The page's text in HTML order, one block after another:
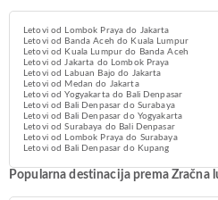
Letovi od Lombok Praya do Jakarta
Letovi od Banda Aceh do Kuala Lumpur
Letovi od Kuala Lumpur do Banda Aceh
Letovi od Jakarta do Lombok Praya
Letovi od Labuan Bajo do Jakarta
Letovi od Medan do Jakarta
Letovi od Yogyakarta do Bali Denpasar
Letovi od Bali Denpasar do Surabaya
Letovi od Bali Denpasar do Yogyakarta
Letovi od Surabaya do Bali Denpasar
Letovi od Lombok Praya do Surabaya
Letovi od Bali Denpasar do Kupang
Popularna destinacija prema Zračna